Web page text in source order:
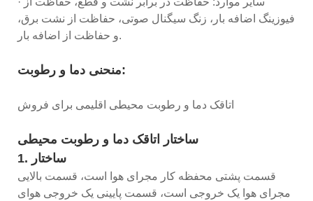
فیوزینگ اضافه بار، زنگ سیگنال صوتی، حفاظت از نشت برق،
و حفاظت از اضافه بار.
منحنی دما و رطوبت:
اتاقک دما و رطوبت محیطی اقلیمی برای فروش
ساختار اتاقک دما و رطوبت محیطی
1. ساختار
قسمت پشتی محفظه کار مجرای هوا است، قسمت بالایی
مجرای هوا یک خروجی است، قسمت پایینی یک خروجی هوای